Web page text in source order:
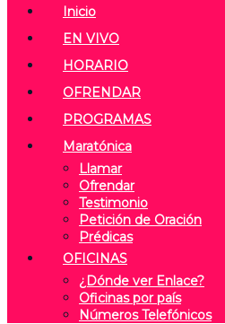
Inicio
EN VIVO
HORARIO
OFRENDAR
PROGRAMAS
Maratónica
Llamar
Ofrendar
Testimonio
Petición de Oración
Prédicas
OFICINAS
¿Dónde ver Enlace?
Oficinas por país
Números Telefónicos